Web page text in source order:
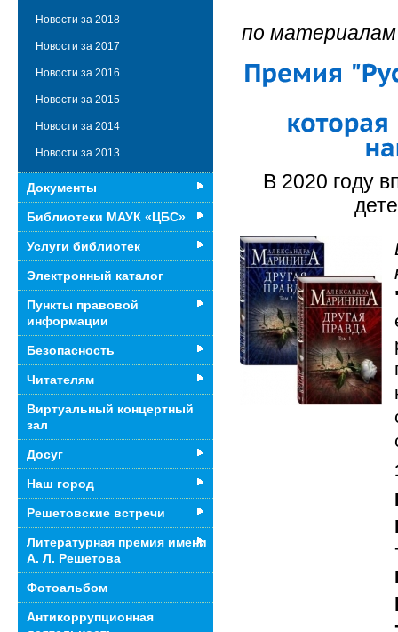
по
В 2020 году
Новости за 2018
Новости за 2017
Новости за 2016
Новости за 2015
Новости за 2014
Новости за 2013
Документы
Библиотеки МАУК «ЦБС»
Услуги библиотек
Электронный каталог
Пункты правовой
информации
Безопасность
Читателям
Виртуальный концертный
зал
Досуг
Наш город
Решетовские встречи
Литературная премия имени
А. Л. Решетова
Фотоальбом
Антикоррупционная